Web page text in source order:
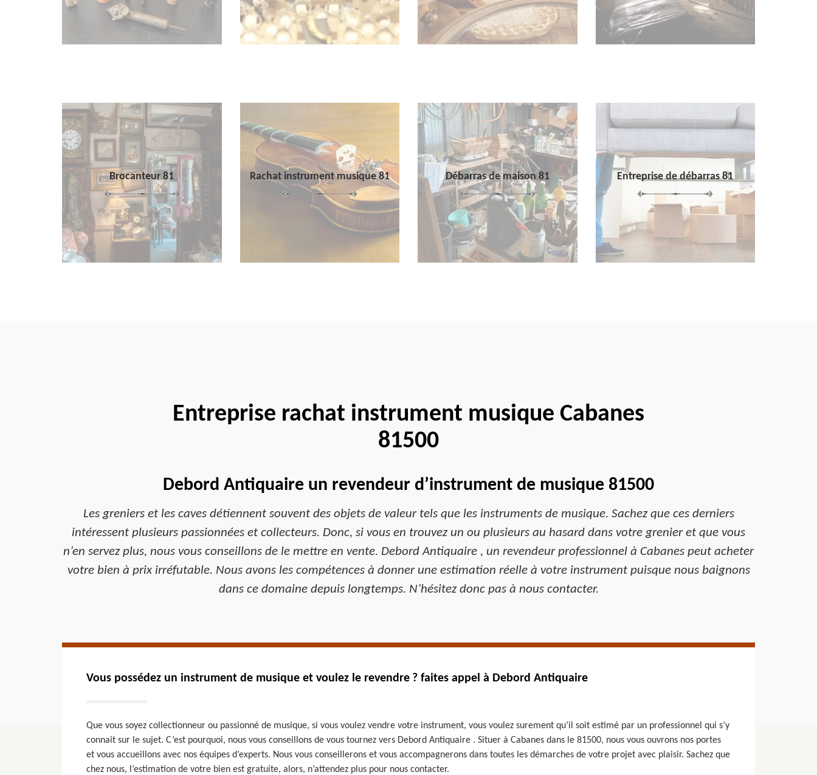
Brocanteur 81 Rachat instrument musique 81 Débarras de maison 81 Entreprise de débarras 81
Entreprise rachat instrument musique Cabanes
81500
Debord Antiquaire un revendeur d’instrument de musique 81500
Les greniers et les caves détiennent souvent des objets de valeur tels que les instruments de musique. Sachez que ces derniers
intéressent plusieurs passionnées et collecteurs. Donc, si vous en trouvez un ou plusieurs au hasard dans votre grenier et que vous
n’en servez plus, nous vous conseillons de le mettre en vente. Debord Antiquaire , un revendeur professionnel à Cabanes peut acheter
votre bien à prix irréfutable. Nous avons les compétences à donner une estimation réelle à votre instrument puisque nous baignons
dans ce domaine depuis longtemps. N’hésitez donc pas à nous contacter.
Vous possédez un instrument de musique et voulez le revendre ? faites appel à Debord Antiquaire
Que vous soyez collectionneur ou passionné de musique, si vous voulez vendre votre instrument, vous voulez surement qu’il soit estimé par un professionnel qui s’y
connait sur le sujet. C’est pourquoi, nous vous conseillons de vous tournez vers Debord Antiquaire . Situer à Cabanes dans le 81500, nous vous ouvrons nos portes
et vous accueillons avec nos équipes d’experts. Nous vous conseillerons et vous accompagnerons dans toutes les démarches de votre projet avec plaisir. Sachez que
chez nous, l’estimation de votre bien est gratuite, alors, n’attendez plus pour nous contacter.